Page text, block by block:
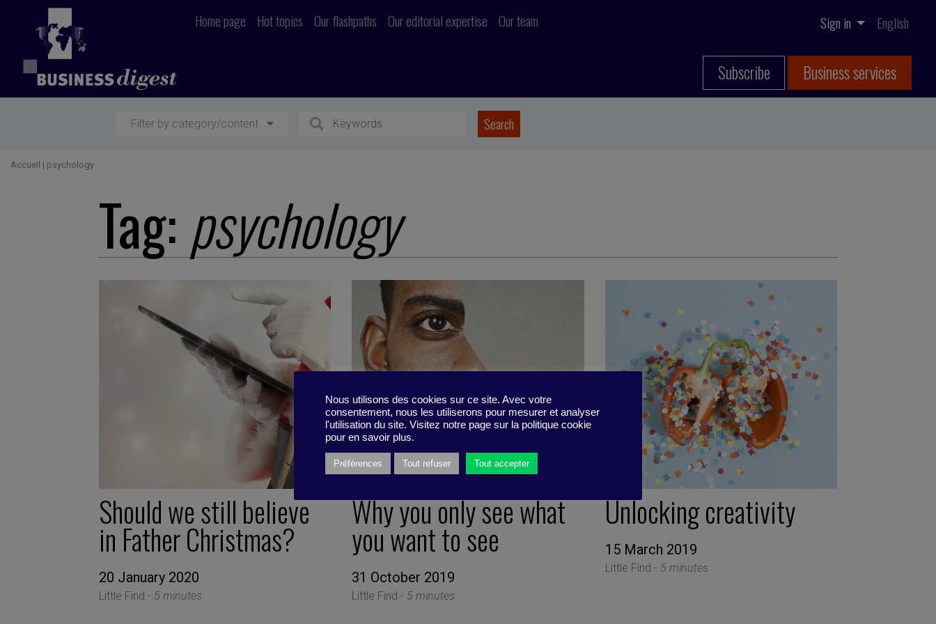
Home page Hot topics Our flashpaths Our editorial expertise Our team Sign in English
Subscribe Business services
Filter by category/content
Accueil | psychology
Tag: psychology
Should we still believe
in Father Christmas?
20 January 2020
Little Find - 5 minutes
Why you only see what
you want to see
31 October 2019
Little Find - 5 minutes
Unlocking creativity
15 March 2019
Little Find - 5 minutes
Nous utilisons des cookies sur ce site. Avec votre
consentement, nous les utiliserons pour mesurer et analyser
l'utilisation du site. Visitez notre page sur la politique cookie
pour en savoir plus.
Préférences Tout refuser Tout accepter